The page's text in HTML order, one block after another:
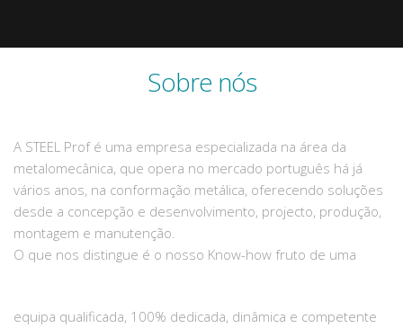
Sobre nós
A STEEL Prof é uma empresa especializada na área da
metalomecânica, que opera no mercado português há já
vários anos, na conformação metálica, oferecendo soluções
desde a concepção e desenvolvimento, projecto, produção,
montagem e manutenção.
O que nos distingue é o nosso Know-how fruto de uma
equipa qualificada, 100% dedicada, dinâmica e competente